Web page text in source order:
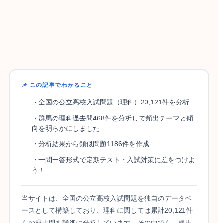
📌 この記事でわかること
・全国の公立高校入試問題（理科）20,121件を分析
・群馬の理科過去問468件を分析して頻出テーマと傾
向を明らかにしました
・分析結果から類似問題1186件を作成
・一問一答形式で定期テスト・入試対策に差をつけよ
う！
当サイトは、全国の公立高校入試問題を独自のデータベ
ースとして構築しており、理科に関しては累計20,121件